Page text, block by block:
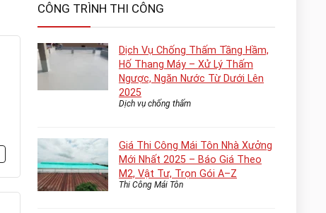
CÔNG TRÌNH THI CÔNG
Dịch Vụ Chống Thấm Tầng Hầm,
Hố Thang Máy – Xử Lý Thấm
Ngược, Ngăn Nước Từ Dưới Lên
2025
Dịch vụ chống thấm
Giá Thi Công Mái Tôn Nhà Xưởng
Mới Nhất 2025 – Báo Giá Theo
M2, Vật Tư, Trọn Gói A–Z
Thi Công Mái Tôn